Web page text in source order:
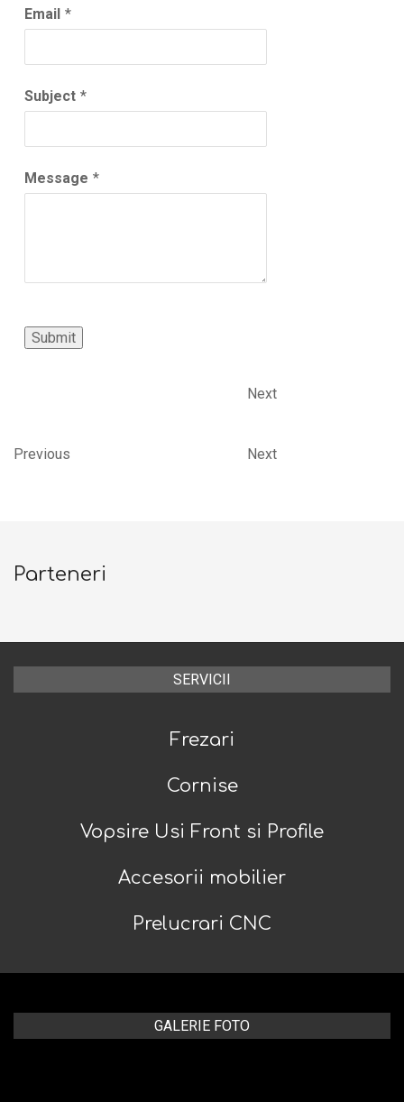
Email *
Subject *
Message *
Submit
Next
Previous Next
Parteneri
SERVICII
Frezari
Cornise
Vopsire Usi Front si Profile
Accesorii mobilier
Prelucrari CNC
GALERIE FOTO